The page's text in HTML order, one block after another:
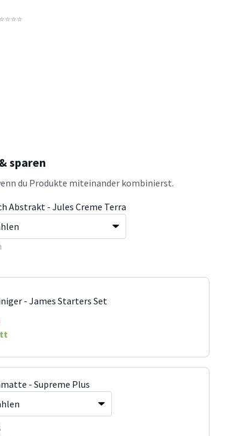
sparen
du Produkte miteinander kombinierst.
Abstrakt - Jules Creme Terra
- James Starters Set
- Supreme Plus